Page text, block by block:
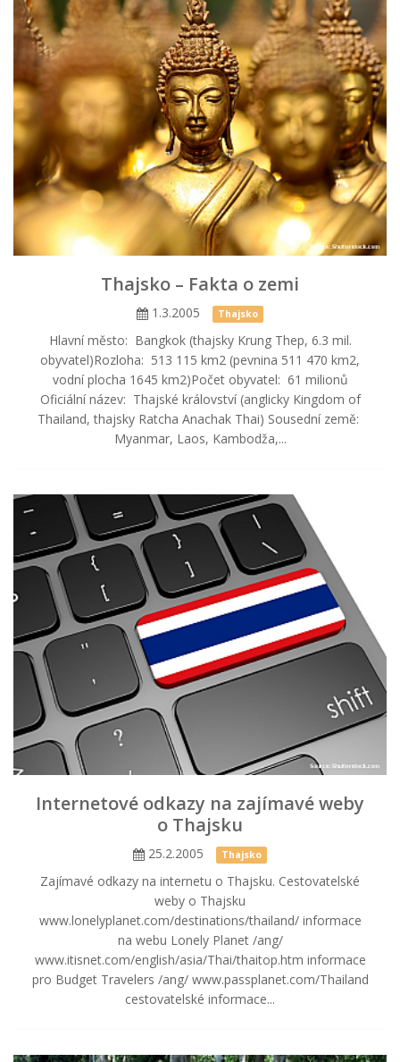
Thajsko – Fakta o zemi
1.3.2005 Thajsko
Hlavní město: Bangkok (thajsky Krung Thep, 6.3 mil.
obyvatel)Rozloha: 513 115 km2 (pevnina 511 470 km2,
vodní plocha 1645 km2)Počet obyvatel: 61 milionů
Oficiální název: Thajské království (anglicky Kingdom of
Thailand, thajsky Ratcha Anachak Thai) Sousední země:
Myanmar, Laos, Kambodža,...
Internetové odkazy na zajímavé weby
o Thajsku
25.2.2005 Thajsko
Zajímavé odkazy na internetu o Thajsku. Cestovatelské
weby o Thajsku
www.lonelyplanet.com/destinations/thailand/ informace
na webu Lonely Planet /ang/
www.itisnet.com/english/asia/Thai/thaitop.htm informace
pro Budget Travelers /ang/ www.passplanet.com/Thailand
cestovatelské informace...